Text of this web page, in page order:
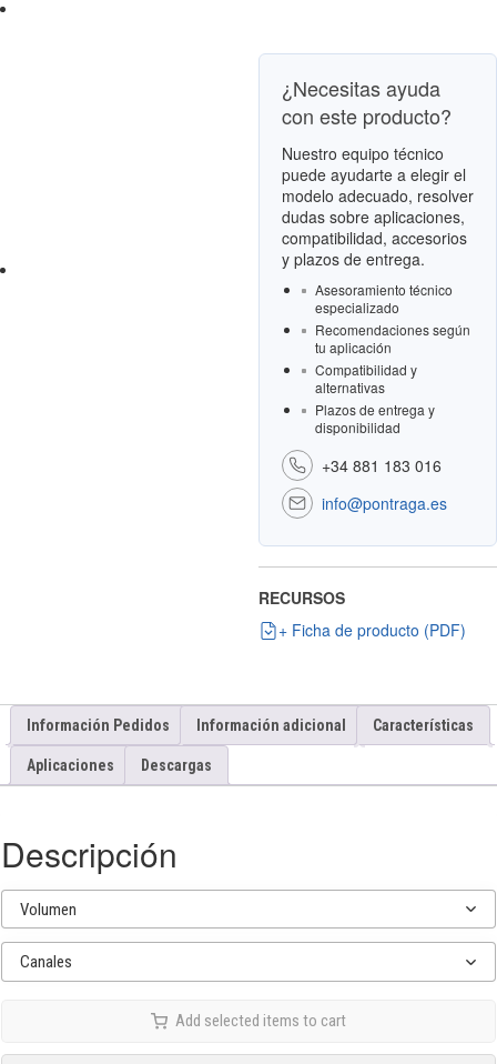
¿Necesitas ayuda
con este producto?
Nuestro equipo técnico
puede ayudarte a elegir el
modelo adecuado, resolver
dudas sobre aplicaciones,
compatibilidad, accesorios
y plazos de entrega.
Asesoramiento técnico
especializado
Recomendaciones según
tu aplicación
Compatibilidad y
alternativas
Plazos de entrega y
disponibilidad
+34 881 183 016
info@pontraga.es
RECURSOS
+ Ficha de producto (PDF)
Información Pedidos Información adicional Características
Aplicaciones Descargas
Descripción
Volumen
Canales
Add selected items to cart